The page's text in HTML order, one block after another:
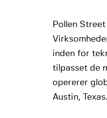
Pollen
inden for
tilpasset de
opererer
Austin, Texas.